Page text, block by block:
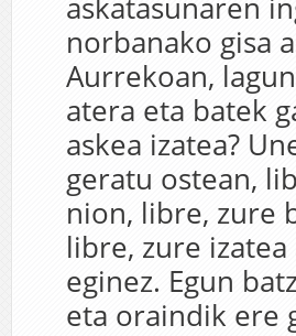
askatasunaren
norbanako gisa
Aurrekoan,
atera eta batek
askea izatea?
geratu ostean,
nion, libre, zure
libre, zure
eginez. Egun
eta oraindik ere